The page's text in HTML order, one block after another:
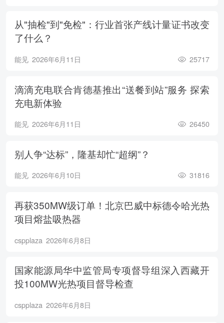
从"抽检"到"免检"：行业首张产线计量证书改变
了什么？
能见 2026年6月11日 25717
滴滴充电联合肯德基推出“送餐到站”服务 探索
充电新体验
能见 2026年6月11日 26450
别人争“达标”，隆基却忙“超纲”？
能见 2026年6月10日 31816
再获350MW级订单！北京巴威中标德令哈光热
项目熔盐吸热器
cspplaza 2026年6月8日
国家能源局华中监管局专项督导组深入西藏开
投100MW光热项目督导检查
cspplaza 2026年6月8日